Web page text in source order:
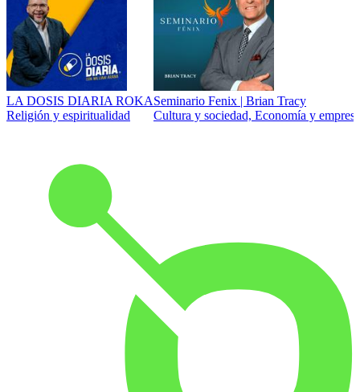
LA DOSIS DIARIA ROKA
Religión y espiritualidad
Seminario Fenix | Brian Tracy
Cultura y sociedad, Economía y